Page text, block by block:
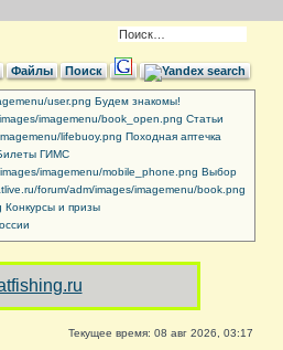
Файлы Поиск
Будем знакомы!
Cтатьи
Походная аптечка
ГИМС
Выбор
Конкурсы и призы
Текущее время: 08 авг 2026, 03:17